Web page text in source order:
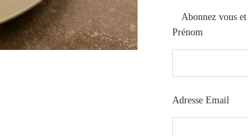
Abonnez vous
Prénom
Adresse Email